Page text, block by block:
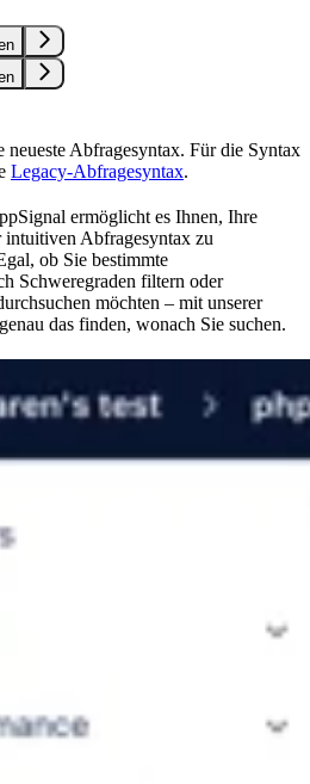
neueste Abfragesyntax. Für die Syntax
Legacy-Abfragesyntax.
ermöglicht es Ihnen, Ihre
Abfragesyntax zu
ob Sie bestimmte
Schweregraden filtern oder
möchten – mit unserer
das finden, wonach Sie suchen.